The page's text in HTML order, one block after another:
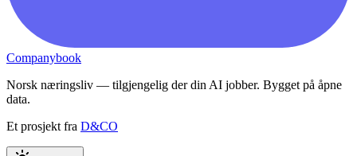
Companybook
Norsk næringsliv — tilgjengelig der din AI jobber. Bygget på åpne
data.
Et prosjekt fra D&CO